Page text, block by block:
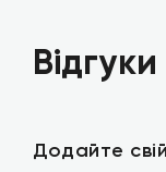
Додайте